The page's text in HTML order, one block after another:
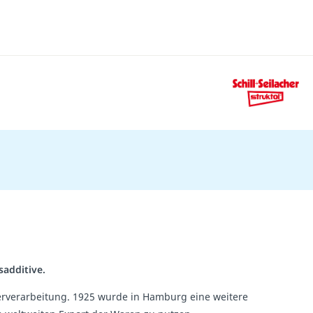
1925 wurde in Hamburg eine weitere